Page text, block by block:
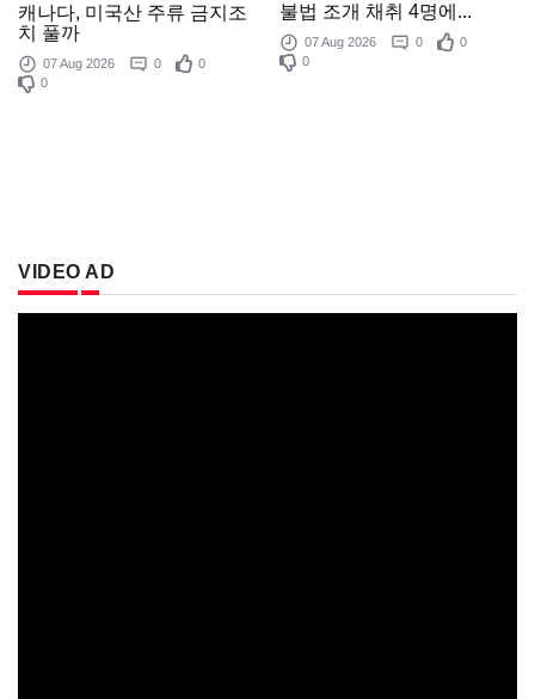
캐나다, 미국산 주류 금지조
치 풀까
07 Aug 2026 0
0
0
불법 조개 채취 4명에...
07 Aug 2026 0
0
0
VIDEO AD